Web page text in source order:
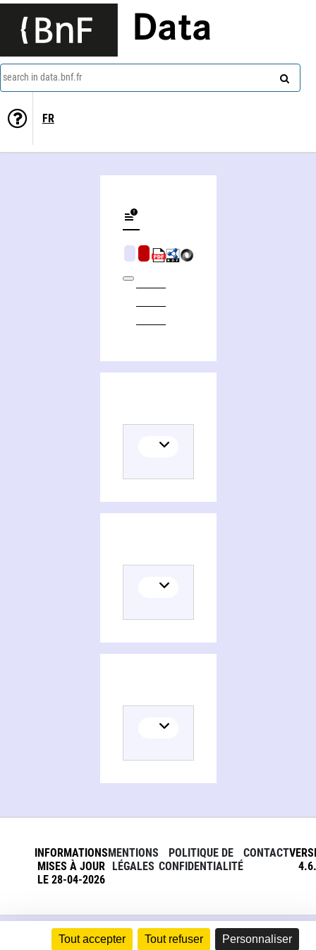
Tout accepter Tout refuser Personnaliser
Data
search in data.bnf.fr
FR
INFORMATIONS
MISES À JOUR
LE 28-04-2026
MENTIONS
LÉGALES
POLITIQUE DE
CONFIDENTIALITÉ
CONTACT